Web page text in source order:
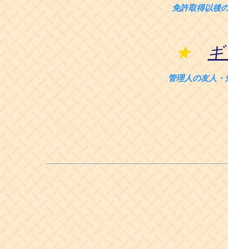
免許取得以後
★ ギ
管理人の友人・